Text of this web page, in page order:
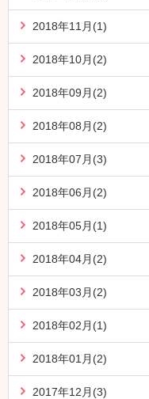
2018年11月(1)
2018年10月(2)
2018年09月(2)
2018年08月(2)
2018年07月(3)
2018年06月(2)
2018年05月(1)
2018年04月(2)
2018年03月(2)
2018年02月(1)
2018年01月(2)
2017年12月(3)